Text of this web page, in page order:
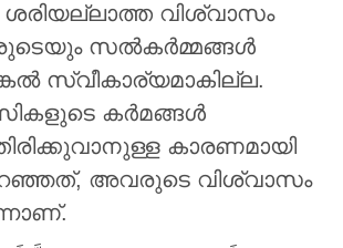
വിശ്വാസം
സൽകർമ്മങ്ങൾ
സ്വീകാര്യമാകില്ല.
കര്‍മങ്ങള്‍
കാരണമായി
അവരുടെ വിശ്വാസം